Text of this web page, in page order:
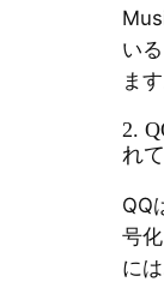
い
ます
2.
れ
QQ
号
に